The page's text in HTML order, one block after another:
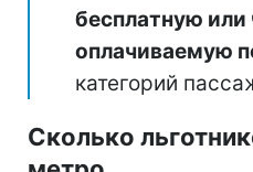
бесплатную или
оплачиваемую
категорий
Сколько